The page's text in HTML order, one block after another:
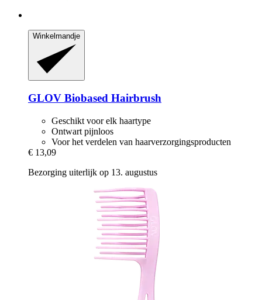
Winkelmandje
GLOV Biobased Hairbrush
Geschikt voor elk haartype
Ontwart pijnloos
Voor het verdelen van haarverzorgingsproducten
€ 13,09
Bezorging uiterlijk op 13. augustus